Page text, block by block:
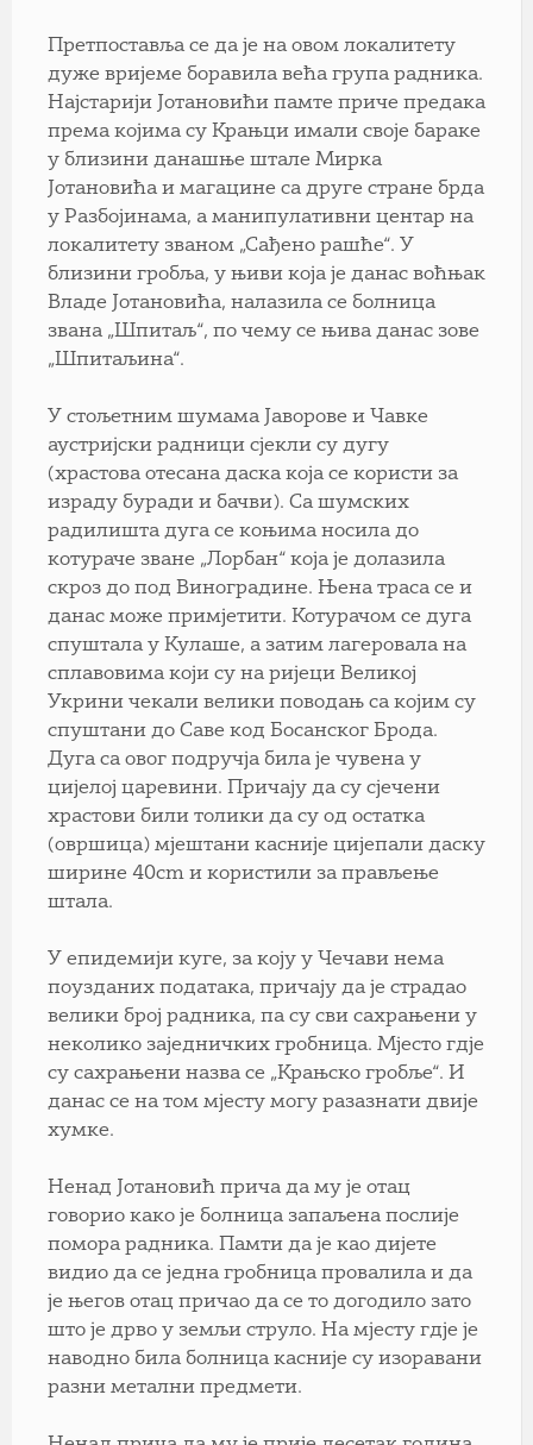
Претпоставља се да је на овом локалитету
дуже вријеме боравила већа група радника.
Најстарији Јотановићи памте приче предака
према којима су Крањци имали своје бараке
у близини данашње штале Мирка
Јотановића и магацине са друге стране брда
у Разбојинама, а манипулативни центар на
локалитету званом „Сађено рашће“. У
близини гробља, у њиви која је данас воћњак
Владе Јотановића, налазила се болница
звана „Шпитаљ“, по чему се њива данас зове
„Шпитаљина“.
У стољетним шумама Јаворове и Чавке
аустријски радници сјекли су дугу
(храстова отесана даска која се користи за
израду буради и бачви). Са шумских
радилишта дуга се коњима носила до
котураче зване „Лорбан“ која је долазила
скроз до под Виноградине. Њена траса се и
данас може примјетити. Котурачом се дуга
спуштала у Кулаше, а затим лагеровала на
сплавовима који су на ријеци Великој
Укрини чекали велики поводањ са којим су
спуштани до Саве код Босанског Брода.
Дуга са овог подручја била је чувена у
цијелој царевини. Причају да су сјечени
храстови били толики да су од остатка
(овршица) мјештани касније цијепали даску
ширине 40cm и користили за прављење
штала.
У епидемији куге, за коју у Чечави нема
поузданих података, причају да је страдао
велики број радника, па су сви сахрањени у
неколико заједничких гробница. Мјесто гдје
су сахрањени назва се „Крањско гробље“. И
данас се на том мјесту могу разазнати двије
хумке.
Ненад Јотановић прича да му је отац
говорио како је болница запаљена послије
помора радника. Памти да је као дијете
видио да се једна гробница провалила и да
је његов отац причао да се то догодило зато
што је дрво у земљи струло. На мјесту гдје је
наводно била болница касније су изоравани
разни метални предмети.